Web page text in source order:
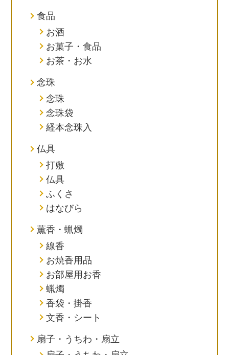
食品
お酒
お菓子・食品
お茶・お水
念珠
念珠
念珠袋
経本念珠入
仏具
打敷
仏具
ふくさ
はなびら
薫香・蝋燭
線香
お焼香用品
お部屋用お香
蝋燭
香袋・掛香
文香・シート
扇子・うちわ・扇立